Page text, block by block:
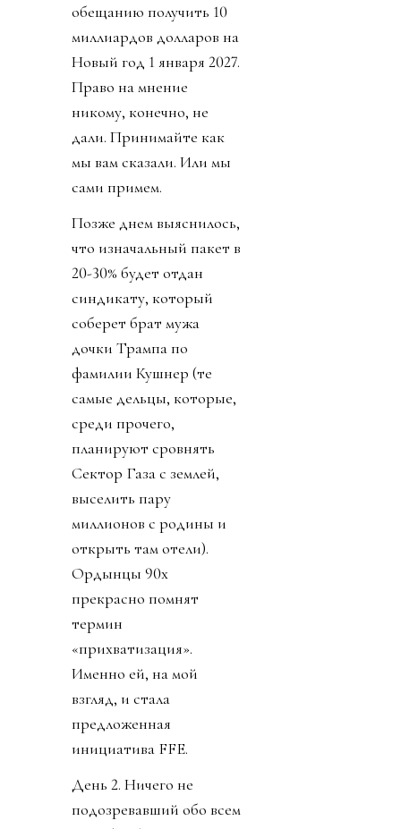
обещанию получить 10
миллиардов долларов на
Новый год 1 января 2027.
Право на мнение
никому, конечно, не
дали. Принимайте как
мы вам сказали. Или мы
сами примем.
Позже днем выяснилось,
что изначальный пакет в
20-30% будет отдан
синдикату, который
соберет брат мужа
дочки Трампа по
фамилии Кушнер (те
самые дельцы, которые,
среди прочего,
планируют сровнять
Сектор Газа с землей,
выселить пару
миллионов с родины и
открыть там отели).
Ордынцы 90х
прекрасно помнят
термин
«прихватизация».
Именно ей, на мой
взгляд, и стала
предложенная
инициатива FFE.
День 2. Ничего не
подозревавший обо всем